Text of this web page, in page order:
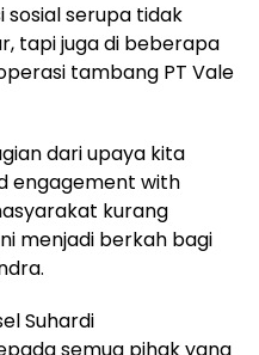
sosial serupa tidak
tapi juga di beberapa
tambang PT Vale
dari upaya kita
engagement with
kurang
menjadi berkah bagi
Suhardi